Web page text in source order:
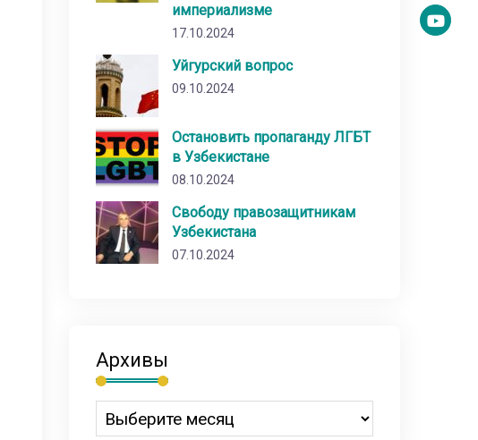
империализме
17.10.2024
Уйгурский вопрос
09.10.2024
Остановить пропаганду ЛГБТ
в Узбекистане
08.10.2024
Свободу правозащитникам
Узбекистана
07.10.2024
Архивы